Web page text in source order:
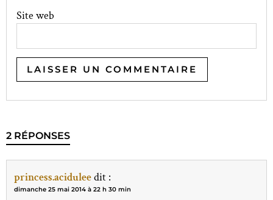
Site web
2 RÉPONSES
princess.aciduleedit :
dimanche 25 mai 2014 à 22 h 30 min